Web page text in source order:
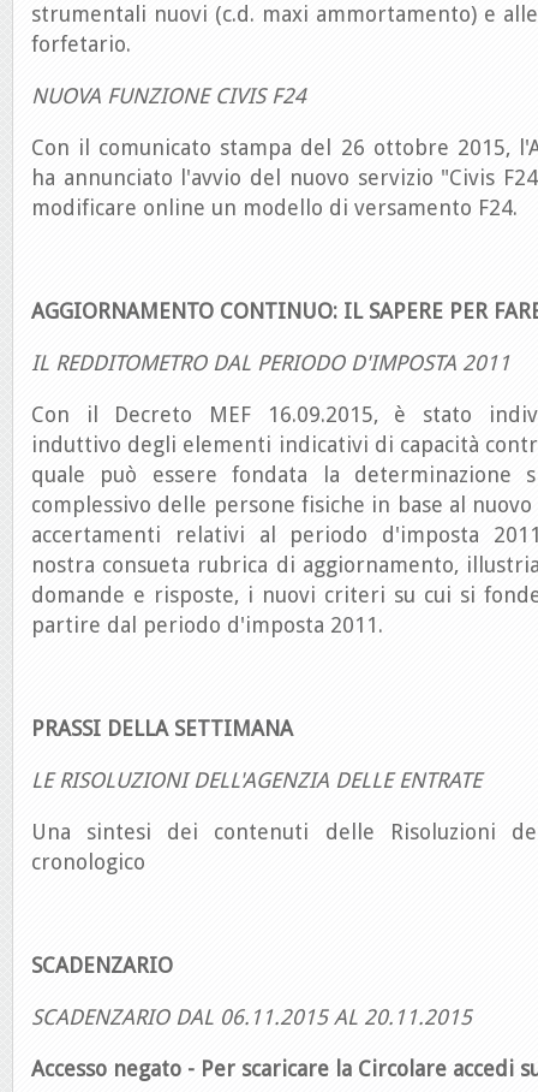
strumentali nuovi (c.d. maxi ammortamento) e
forfetario.
NUOVA FUNZIONE CIVIS F24
Con il comunicato stampa del 26 ottobre 2015,
ha annunciato l'avvio del nuovo servizio "Civis
modificare online un modello di versamento F24.
AGGIORNAMENTO CONTINUO: IL SAPERE PER
IL REDDITOMETRO DAL PERIODO D'IMPOSTA 2011
Con il Decreto MEF 16.09.2015, è stato
induttivo degli elementi indicativi di capacità
quale può essere fondata la determinazione
complessivo delle persone fisiche in base al
accertamenti relativi al periodo d'imposta
nostra consueta rubrica di aggiornamento,
domande e risposte, i nuovi criteri su cui si
partire dal periodo d'imposta 2011.
PRASSI DELLA SETTIMANA
LE RISOLUZIONI DELL'AGENZIA DELLE ENTRATE
Una sintesi dei contenuti delle Risoluzioni
cronologico
SCADENZARIO
SCADENZARIO DAL 06.11.2015 AL 20.11.2015
Accesso negato - Per scaricare la Circolare accedi